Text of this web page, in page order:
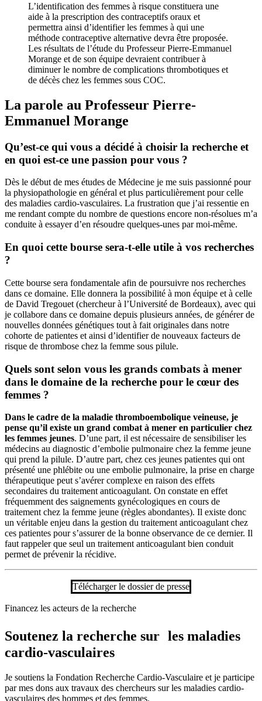
L’identification des femmes à risque constituera une
aide à la prescription des contraceptifs oraux et
permettra ainsi d’identifier les femmes à qui une
méthode contraceptive alternative devra être proposée.
Les résultats de l’étude du Professeur Pierre-Emmanuel
Morange et de son équipe devraient contribuer à
diminuer le nombre de complications thrombotiques et
de décès chez les femmes sous COC.
La parole au Professeur Pierre-
Emmanuel Morange
Qu’est-ce qui vous a décidé à choisir la recherche et
en quoi est-ce une passion pour vous ?
Dès le début de mes études de Médecine je me suis passionné pour
la physiopathologie en général et plus particulièrement pour celle
des maladies cardio-vasculaires. La frustration que j’ai ressentie en
me rendant compte du nombre de questions encore non-résolues m’a
conduite à essayer d’en résoudre quelques-unes par moi-même.
En quoi cette bourse sera-t-elle utile à vos recherches
?
Cette bourse sera fondamentale afin de poursuivre nos recherches
dans ce domaine. Elle donnera la possibilité à mon équipe et à celle
de David Tregouet (chercheur à l’Université de Bordeaux), avec qui
je collabore dans ce domaine depuis plusieurs années, de générer de
nouvelles données génétiques tout à fait originales dans notre
cohorte de patientes et ainsi d’identifier de nouveaux facteurs de
risque de thrombose chez la femme sous pilule.
Quels sont selon vous les grands combats à mener
dans le domaine de la recherche pour le cœur des
femmes ?
Dans le cadre de la maladie thromboembolique veineuse, je
pense qu’il existe un grand combat à mener en particulier chez
les femmes jeunes. D’une part, il est nécessaire de sensibiliser les
médecins au diagnostic d’embolie pulmonaire chez la femme jeune
qui prend la pilule. D’autre part, chez ces jeunes patientes qui ont
présenté une phlébite ou une embolie pulmonaire, la prise en charge
thérapeutique peut s’avérer complexe en raison des effets
secondaires du traitement anticoagulant. On constate en effet
fréquemment des saignements gynécologiques en cours de
traitement chez la femme jeune (règles abondantes). Il existe donc
un véritable enjeu dans la gestion du traitement anticoagulant chez
ces patientes pour s’assurer de la bonne observance de ce dernier. Il
faut rappeler que seul un traitement anticoagulant bien conduit
permet de prévenir la récidive.
Télécharger le dossier de presse
Financez les acteurs de la recherche
Soutenez la recherche sur les maladies
cardio-vasculaires
Je soutiens la Fondation Recherche Cardio-Vasculaire et je participe
par mes dons aux travaux des chercheurs sur les maladies cardio-
vasculaires des hommes et des femmes.